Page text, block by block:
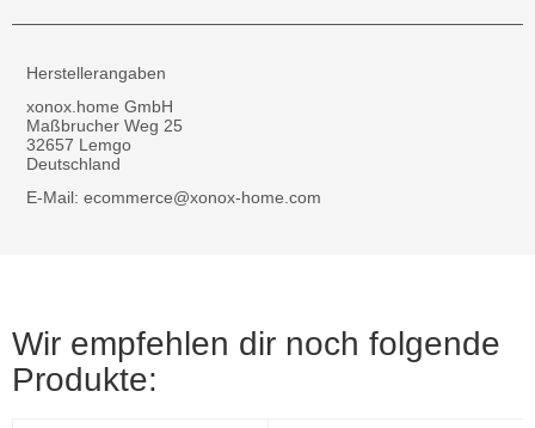
Herstellerangaben
xonox.home GmbH
Maßbrucher Weg 25
32657 Lemgo
Deutschland
E-Mail: ecommerce@xonox-home.com
Wir empfehlen dir noch folgende
Produkte: